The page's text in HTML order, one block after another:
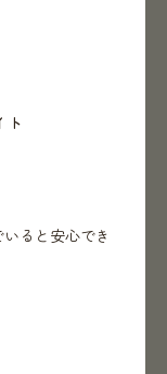
ト
ると安心でき